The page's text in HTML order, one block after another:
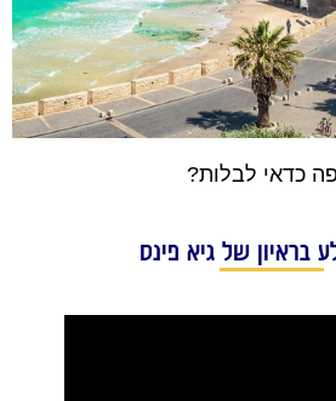
כדאי לבלות?
בראיון של גיא פינס